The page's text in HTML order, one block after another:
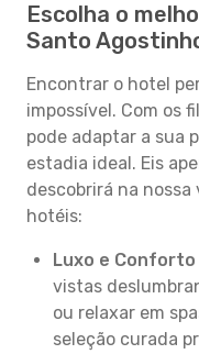
Escolha o
Santo
Encontrar o hotel
impossível. Com os
pode adaptar a sua
estadia ideal. Eis
descobrirá na
hotéis:
Luxo e Conforto
vistas
ou relaxar em
seleção curada